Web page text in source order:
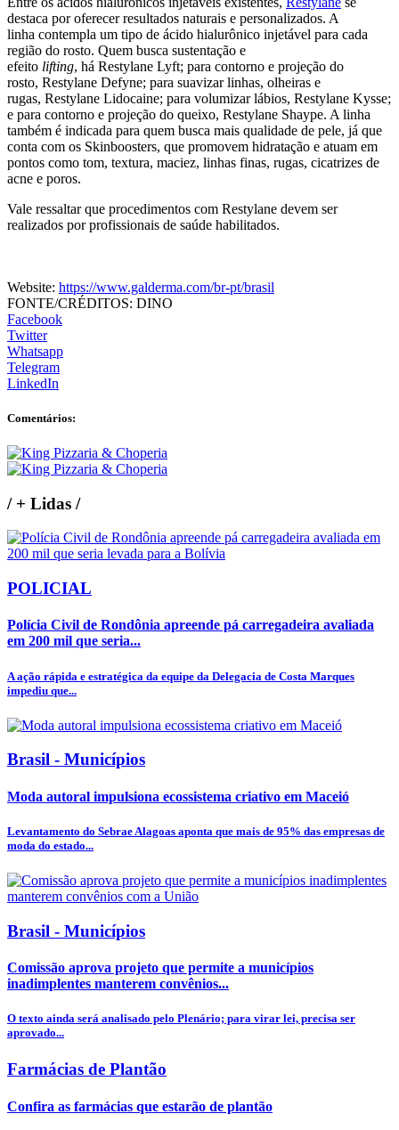
destaca por oferecer resultados naturais e personalizados. A
linha contempla um tipo de ácido hialurônico injetável para cada
região do rosto. Quem busca sustentação e
efeito lifting, há Restylane Lyft; para contorno e projeção do
rosto, Restylane Defyne; para suavizar linhas, olheiras e
rugas, Restylane Lidocaine; para volumizar lábios, Restylane Kysse;
e para contorno e projeção do queixo, Restylane Shaype. A linha
também é indicada para quem busca mais qualidade de pele, já que
conta com os Skinboosters, que promovem hidratação e atuam em
pontos como tom, textura, maciez, linhas finas, rugas, cicatrizes de
acne e poros.
Vale ressaltar que procedimentos com Restylane devem ser
realizados por profissionais de saúde habilitados.
Website: https://www.galderma.com/br-pt/brasil
FONTE/CRÉDITOS: DINO
Facebook
Twitter
Whatsapp
Telegram
LinkedIn
Comentários:
/+ Lidas /
POLICIAL
Polícia Civil de Rondônia apreende pá carregadeira avaliada
em 200 mil que seria...
A ação rápida e estratégica da equipe da Delegacia de Costa Marques
impediu que...
Brasil - Municípios
Moda autoral impulsiona ecossistema criativo em Maceió
Levantamento do Sebrae Alagoas aponta que mais de 95% das empresas de
moda do estado...
Brasil - Municípios
Comissão aprova projeto que permite a municípios
inadimplentes manterem convênios...
O texto ainda será analisado pelo Plenário; para virar lei, precisa ser
aprovado...
Farmácias de Plantão
Confira as farmácias que estarão de plantão